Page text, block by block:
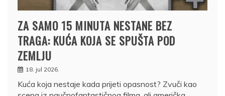
ZA SAMO 15 MINUTA NESTANE BEZ
TRAGA: KUĆA KOJA SE SPUŠTA POD
ZEMLJU
18. jul 2026.
Kuća koja nestaje kada prijeti opasnost? Zvuči kao